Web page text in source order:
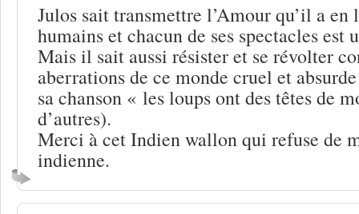
Julos sait transmettre l’Amour qu’il a en
humains et chacun de ses spectacles est
Mais il sait aussi résister et se révolter
aberrations de ce monde cruel et
sa chanson « les loups ont des têtes de
d’autres).
Merci à cet Indien wallon qui refuse de
indienne.